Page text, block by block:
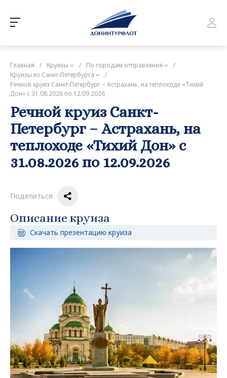
Главная / Круизы / По городам отправления
/
Круизы из Санкт-Петербурга
/
Речной круиз Санкт-Петербург – Астрахань, на теплоходе «Тихий
Дон» с 31.08.2026 по 12.09.2026
Речной круиз Санкт-
Петербург – Астрахань, на
теплоходе «Тихий Дон» с
31.08.2026 по 12.09.2026
Поделиться
Описание круиза
Скачать презентацию круиза